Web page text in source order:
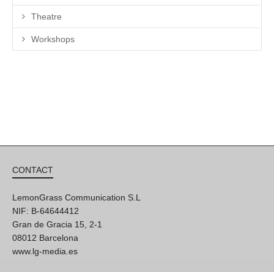
Theatre
Workshops
CONTACT
LemonGrass Communication S.L
NIF: B-64644412
Gran de Gracia 15, 2-1
08012 Barcelona
www.lg-media.es